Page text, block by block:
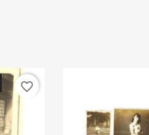
favorite_border